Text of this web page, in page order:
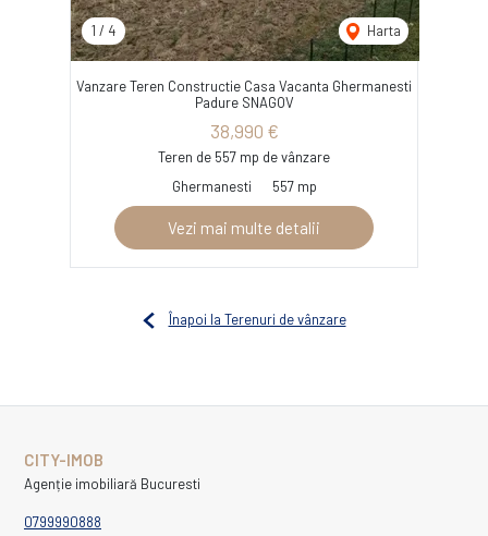
1 / 4 Harta
Vanzare Teren Constructie Casa Vacanta Ghermanesti
Padure SNAGOV
38,990 €
Teren de 557 mp de vânzare
Ghermanesti
557 mp
Vezi mai multe detalii
Înapoi la Terenuri de vânzare
CITY-IMOB
Agenție imobiliară Bucuresti
0799990888